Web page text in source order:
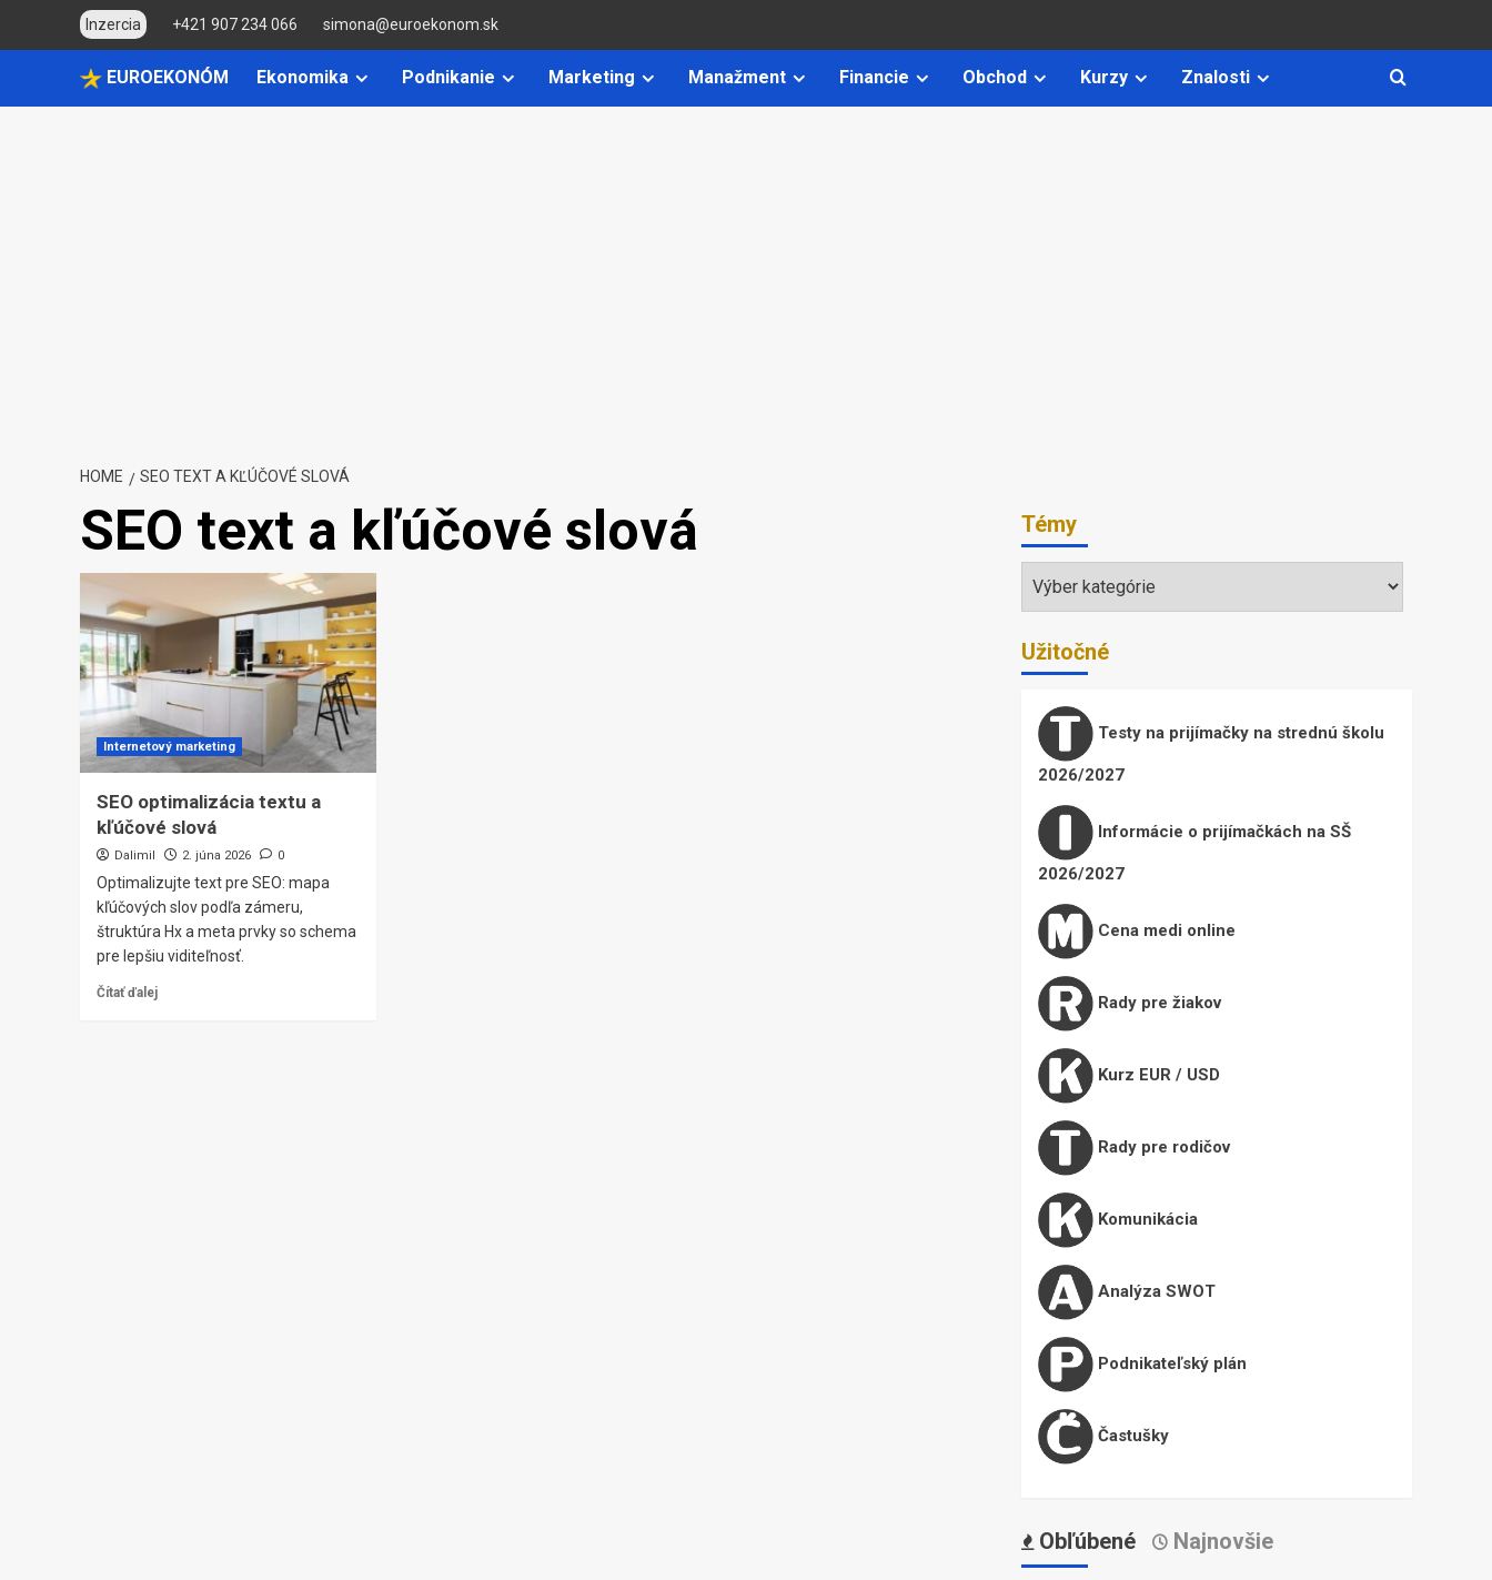
Inzercia +421 907 234 066 simona@euroekonom.sk
EUROEKONÓM Ekonomika Podnikanie Marketing Manažment Financie Obchod Kurzy Znalosti
HOME SEO TEXT A KĽÚČOVÉ SLOVÁ
SEO text a kľúčové slová
Internetový marketing
SEO optimalizácia textu a
kľúčové slová
Dalimil 2. júna 2026 0
Optimalizujte text pre SEO: mapa
kľúčových slov podľa zámeru,
štruktúra Hx a meta prvky so schema
pre lepšiu viditeľnosť.
Čítať ďalej
Témy
Témy
Užitočné
Testy na prijímačky na strednú školu
2026/2027
Informácie o prijímačkách na SŠ
2026/2027
Cena medi online
Rady pre žiakov
Kurz EUR / USD
Rady pre rodičov
Komunikácia
Analýza SWOT
Podnikateľský plán
Častušky
Obľúbené Najnovšie